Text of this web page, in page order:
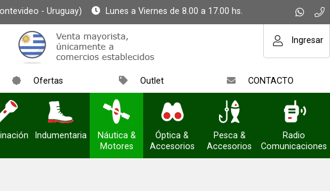
- Uruguay) Lunes a Viernes de 8.00 a 17.00 hs.
Ingresar
Ofertas Outlet CONTACTO
Indumentaria
Náutica &
Motores
Óptica &
Accesorios
Pesca &
Accesorios
Radio
Comunicaciones